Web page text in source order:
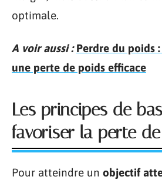
optimale.
A voir aussi : Perdre du poids
une perte de poids efficace
Les principes de
favoriser la perte
Pour atteindre un objectif